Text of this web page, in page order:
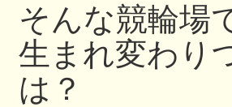
そんな競輪場
生まれ変わり
は？